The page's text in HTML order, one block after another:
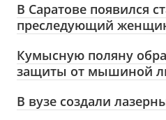
В Саратове появился
преследующий
Кумысную поляну
защиты от мышиной
В вузе создали